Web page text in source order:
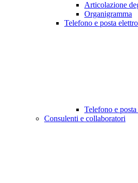
Articolazione
Organigramma
Telefono e posta
Telefono e
Consulenti e collaboratori